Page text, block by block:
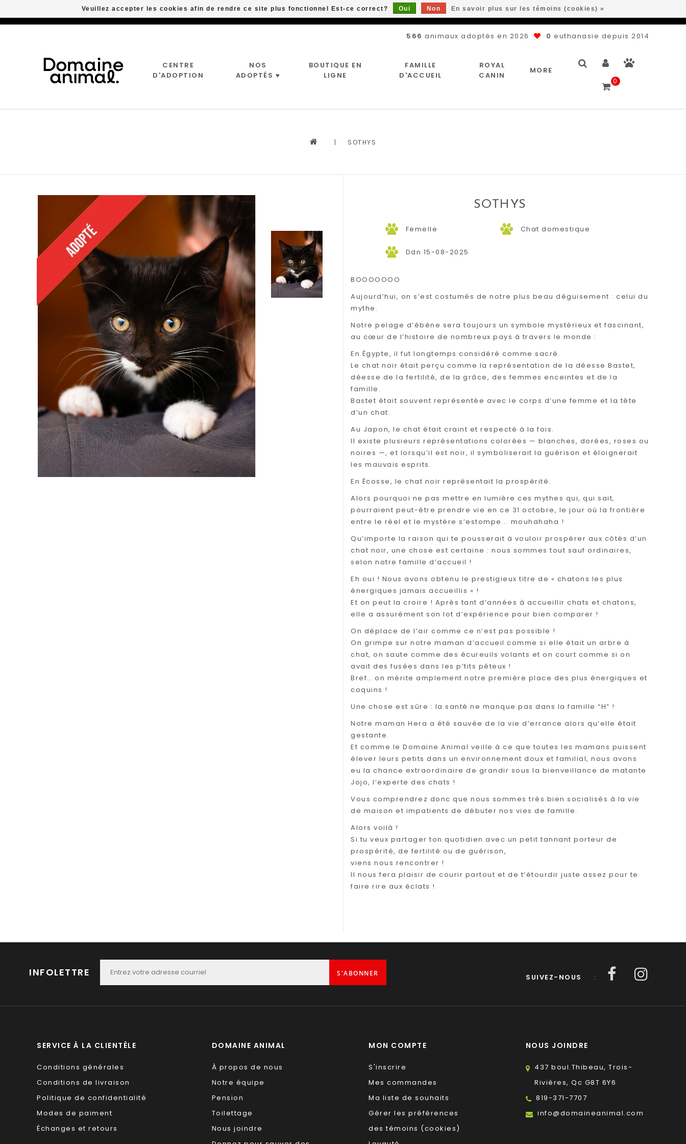
566 animaux adoptés en 2026 0 euthanasie depuis 2014
CENTRE
D'ADOPTION
NOS
ADOPTÉS ♥
BOUTIQUE EN
LIGNE
FAMILLE
D'ACCUEIL
ROYAL
CANIN
MORE
0
| SOTHYS
SOTHYS
Femelle Chat domestique
Ddn 15-08-2025
BOOOOOOO
Aujourd’hui, on s’est costumés de notre plus beau déguisement : celui du
mythe.
Notre pelage d’ébène sera toujours un symbole mystérieux et fascinant,
au cœur de l’histoire de nombreux pays à travers le monde :
En Égypte, il fut longtemps considéré comme sacré.
Le chat noir était perçu comme la représentation de la déesse Bastet,
déesse de la fertilité, de la grâce, des femmes enceintes et de la
famille.
Bastet était souvent représentée avec le corps d’une femme et la tête
d’un chat.
Au Japon, le chat était craint et respecté à la fois.
Il existe plusieurs représentations colorées — blanches, dorées, roses ou
noires —, et lorsqu’il est noir, il symboliserait la guérison et éloignerait
les mauvais esprits.
En Écosse, le chat noir représentait la prospérité.
Alors pourquoi ne pas mettre en lumière ces mythes qui, qui sait,
pourraient peut-être prendre vie en ce 31 octobre, le jour où la frontière
entre le réel et le mystère s’estompe... mouhahaha !
Qu’importe la raison qui te pousserait à vouloir prospérer aux côtés d’un
chat noir, une chose est certaine : nous sommes tout sauf ordinaires,
selon notre famille d’accueil !
Eh oui ! Nous avons obtenu le prestigieux titre de « chatons les plus
énergiques jamais accueillis » !
Et on peut la croire ! Après tant d’années à accueillir chats et chatons,
elle a assurément son lot d’expérience pour bien comparer !
On déplace de l’air comme ce n’est pas possible !
On grimpe sur notre maman d’accueil comme si elle était un arbre à
chat, on saute comme des écureuils volants et on court comme si on
avait des fusées dans les p’tits péteux !
Bref… on mérite amplement notre première place des plus énergiques et
coquins !
Une chose est sûre : la santé ne manque pas dans la famille “H” !
Notre maman Hera a été sauvée de la vie d’errance alors qu’elle était
gestante.
Et comme le Domaine Animal veille à ce que toutes les mamans puissent
élever leurs petits dans un environnement doux et familial, nous avons
eu la chance extraordinaire de grandir sous la bienveillance de matante
Jojo, l’experte des chats !
Vous comprendrez donc que nous sommes très bien socialisés à la vie
de maison et impatients de débuter nos vies de famille.
Alors voilà !
Si tu veux partager ton quotidien avec un petit tannant porteur de
prospérité, de fertilité ou de guérison,
viens nous rencontrer !
Il nous fera plaisir de courir partout et de t’étourdir juste assez pour te
faire rire aux éclats !
INFOLETTRE S'ABONNER SUIVEZ-NOUS :
SERVICE À LA CLIENTÈLE
Conditions générales
Conditions de livraison
Politique de confidentialité
Modes de paiment
Échanges et retours
DOMAINE ANIMAL
À propos de nous
Notre équipe
Pension
Toilettage
Nous joindre
MON COMPTE
S'inscrire
Mes commandes
Ma liste de souhaits
Gérer les préférences
des témoins (cookies)
NOUS JOINDRE
437 boul.Thibeau, Trois-
Rivières, Qc G8T 6Y6
819-371-7707
info@domaineanimal.com
Veuillez accepter les cookies afin de rendre ce site plus fonctionnel Est-ce correct? Oui Non En savoir plus sur les témoins (cookies) »
Livraison gratuite à partir de 89$*